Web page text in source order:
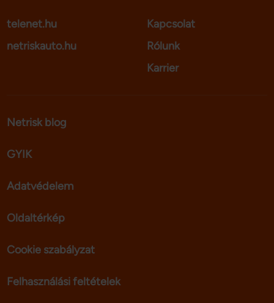
telenet.hu
netriskauto.hu
Kapcsolat
Rólunk
Karrier
Netrisk blog
GYIK
Adatvédelem
Oldaltérkép
Cookie szabályzat
Felhasználási feltételek